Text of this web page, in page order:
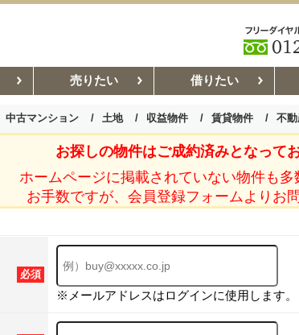
売りたい 借りたい
中古マンション 土地 収益物件 賃貸物件 不
お部屋探しコラム 賃貸管理コ
お探しの物件はご成約済みとなってお
ホームページに掲載されていない物件も多
お手数ですが、会員登録フォームよりお
必須
※メールアドレスはログインに使用します。